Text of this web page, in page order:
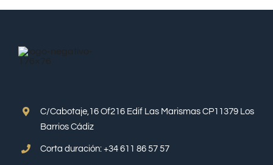
C/Cabotaje,16 Of216 Edif Las Marismas CP11379 Los
Barrios Cádiz
Corta duración: +34 611 86 57 57